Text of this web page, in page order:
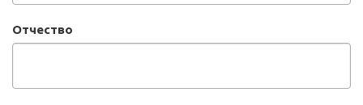
Отчество